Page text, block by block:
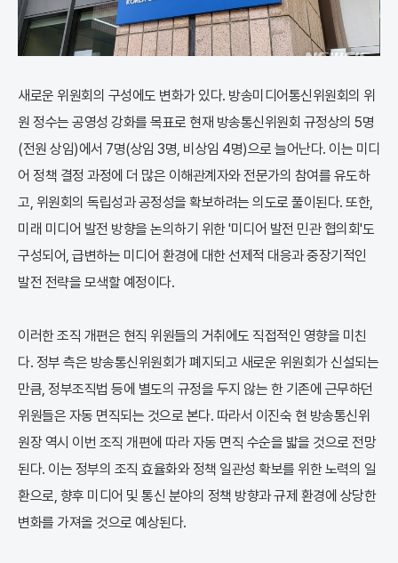
새로운 위원회의 구성에도 변화가 있다. 방송미디어통신위원회의 위
원 정수는 공영성 강화를 목표로 현재 방송통신위원회 규정상의 5명
(전원 상임)에서 7명(상임 3명, 비상임 4명)으로 늘어난다. 이는 미디
어 정책 결정 과정에 더 많은 이해관계자와 전문가의 참여를 유도하
고, 위원회의 독립성과 공정성을 확보하려는 의도로 풀이된다. 또한,
미래 미디어 발전 방향을 논의하기 위한 '미디어 발전 민관 협의회'도
구성되어, 급변하는 미디어 환경에 대한 선제적 대응과 중장기적인
발전 전략을 모색할 예정이다.
이러한 조직 개편은 현직 위원들의 거취에도 직접적인 영향을 미친
다. 정부 측은 방송통신위원회가 폐지되고 새로운 위원회가 신설되는
만큼, 정부조직법 등에 별도의 규정을 두지 않는 한 기존에 근무하던
위원들은 자동 면직되는 것으로 본다. 따라서 이진숙 현 방송통신위
원장 역시 이번 조직 개편에 따라 자동 면직 수순을 밟을 것으로 전망
된다. 이는 정부의 조직 효율화와 정책 일관성 확보를 위한 노력의 일
환으로, 향후 미디어 및 통신 분야의 정책 방향과 규제 환경에 상당한
변화를 가져올 것으로 예상된다.